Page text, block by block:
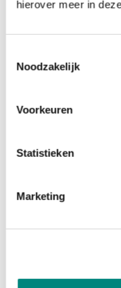
hierover meer in
Noodzakelijk
Voorkeuren
Statistieken
Marketing